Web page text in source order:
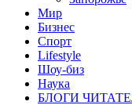
Мир
Бизнес
Спорт
Lifestyle
Шоу-биз
Наука
БЛОГИ